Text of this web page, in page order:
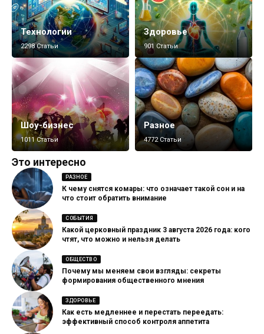
Технологии
2298 Статьи
Здоровье
901 Статьи
Шоу-бизнес
1011 Статьи
Разное
4772 Статьи
Это интересно
РАЗНОЕ
К чему снятся комары: что означает такой сон и на
что стоит обратить внимание
СОБЫТИЯ
Какой церковный праздник 3 августа 2026 года: кого
чтят, что можно и нельзя делать
ОБЩЕСТВО
Почему мы меняем свои взгляды: секреты
формирования общественного мнения
ЗДОРОВЬЕ
Как есть медленнее и перестать переедать:
эффективный способ контроля аппетита